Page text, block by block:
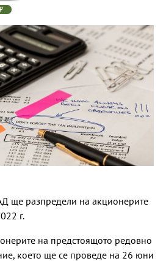
ще разпредели на акционерите
г.
на предстоящото редовно
което ще се проведе на 26 юни